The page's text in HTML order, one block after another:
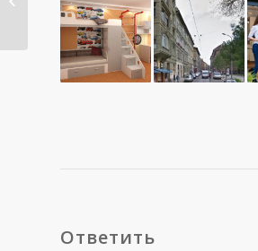
Ответить
Furniture